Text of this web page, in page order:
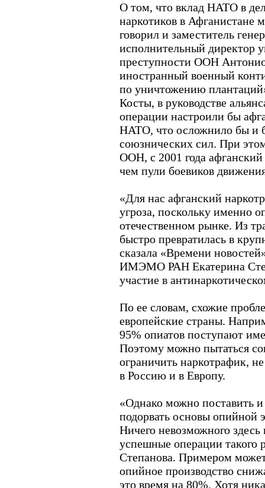
О том, что вклад НАТО в
наркотиков в Афганистане
говорил и заместитель
исполнительный директор
преступности ООН
иностранный военный
по уничтожению
Косты, в руководстве
операции настроили бы
НАТО, что осложнило бы и
союзнических сил. При
ООН, с 2001 года
чем пули боевиков
«Для нас афганский
угроза, поскольку именно
отечественном рынке. Из
быстро превратилась в
сказала «Времени
ИМЭМО РАН Екатерина
участие в
По ее словам, схожие
европейские страны.
95% опиатов поступают
Поэтому можно пытаться
ограничить наркотрафик,
в Россию и в Европу.
«Однако можно поставить
подорвать основы опийной
Ничего невозможного
успешные операции такого
Степанова. Примером
опийное производство
это время на 80%. Хотя